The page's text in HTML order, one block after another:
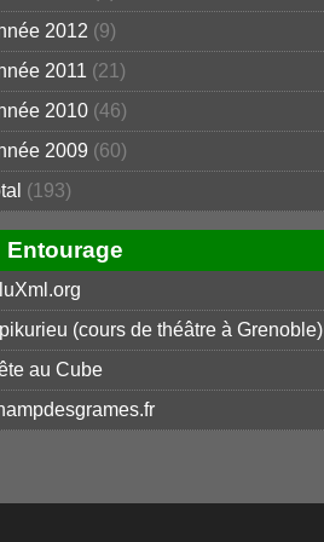
2012 (9)
2011 (21)
2010 (46)
2009 (60)
(193)
Entourage
(cours de théâtre à Grenoble)
au Cube